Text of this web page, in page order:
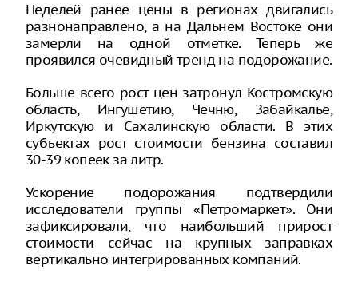
Неделей ранее цены в регионах двигались
разнонаправлено, а на Дальнем Востоке они
замерли на одной отметке. Теперь же
проявился очевидный тренд на подорожание.
Больше всего рост цен затронул Костромскую
область, Ингушетию, Чечню, Забайкалье,
Иркутскую и Сахалинскую области. В этих
субъектах рост стоимости бензина составил
30-39 копеек за литр.
Ускорение подорожания подтвердили
исследователи группы «Петромаркет». Они
зафиксировали, что наибольший прирост
стоимости сейчас на крупных заправках
вертикально интегрированных компаний.